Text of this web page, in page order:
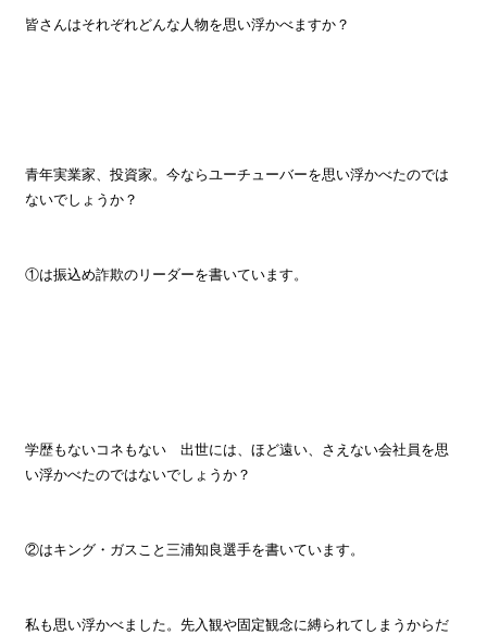
皆さんはそれぞれどんな人物を思い浮かべますか？
青年実業家、投資家。今ならユーチューバーを思い浮かべたのでは
ないでしょうか？
①は振込め詐欺のリーダーを書いています。
学歴もないコネもない 出世には、ほど遠い、さえない会社員を思
い浮かべたのではないでしょうか？
②はキング・ガスこと三浦知良選手を書いています。
私も思い浮かべました。先入観や固定観念に縛られてしまうからだ